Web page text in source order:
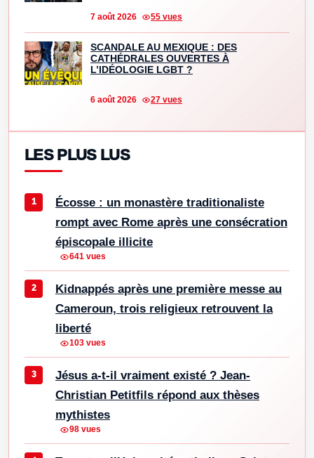
7 août 2026 55 vues
SCANDALE AU MEXIQUE : DES
CATHÉDRALES OUVERTES À
L’IDÉOLOGIE LGBT ?
6 août 2026 27 vues
LES PLUS LUS
Écosse : un monastère traditionaliste
rompt avec Rome après une consécration
épiscopale illicite
641 vues
Kidnappés après une première messe au
Cameroun, trois religieux retrouvent la
liberté
103 vues
Jésus a-t-il vraiment existé ? Jean-
Christian Petitfils répond aux thèses
mythistes
98 vues